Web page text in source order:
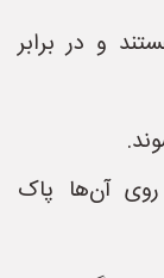
و در برابر
آن‌ها پاک